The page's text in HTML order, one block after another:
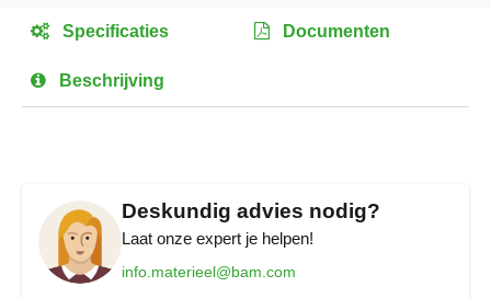
begin
de
afbeeldingen-
Specificaties Documenten
Beschrijving
Deskundig advies nodig?
Laat onze expert je helpen!
info.materieel@bam.com